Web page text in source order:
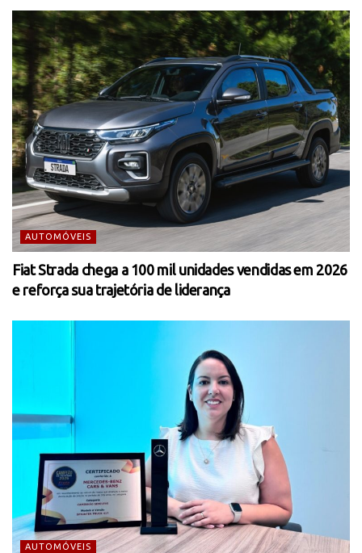
AUTOMÓVEIS
Fiat Strada chega a 100 mil unidades vendidas em 2026
e reforça sua trajetória de liderança
AUTOMÓVEIS